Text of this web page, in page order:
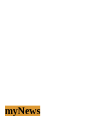
myNews